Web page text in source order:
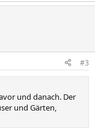
#3
und danach. Der
und Gärten,